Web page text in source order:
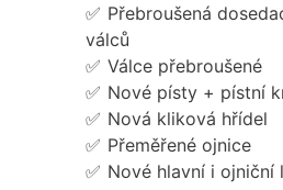
Přebroušená
válců
Válce přebroušené
Nové písty + pístní
Nová kliková hřídel
Přeměřené ojnice
Nové hlavní i ojniční